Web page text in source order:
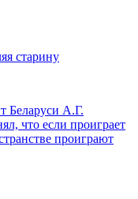
старину
Беларуси А.Г.
что если проиграет
проиграют